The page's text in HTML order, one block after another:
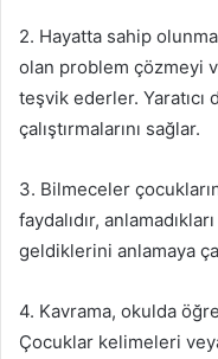
2. Hayatta sahip
olan problem çözmeyi
teşvik ederler.
çalıştırmalarını sağlar.
3. Bilmeceler
faydalıdır,
geldiklerini anlamaya
4. Kavrama, okulda
Çocuklar kelimeleri